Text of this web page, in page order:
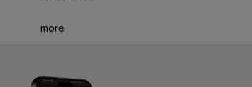
more